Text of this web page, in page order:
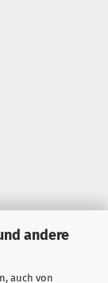
andere
auch von